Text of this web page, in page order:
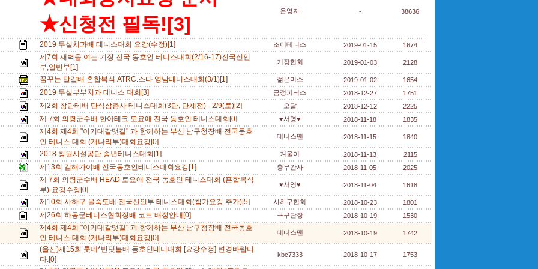
★신청전 필독![3]
운영자 - 38636
2019 두실치과배 테니스대회 요강(수정)[1] 조이테니스 2019-01-15 1674
제7회 새벽을 여는 기장 전국 동호인 테니스대회(2/16-17)전국신인
부,일반부[1]
기장협회 2019-01-03 2128
꿈꾸는 달걀배 혼합복식 ATRC.스타 영남테니스대회(3/1)[1] 젊은미소 2019-01-02 1654
2019 두실부부치과 테니스 대회[3] 금정피닉스 2018-12-27 1751
제2회 창단테배 단식삼총사 테니스대회(3단, 단체전) - 2/9(토)[2] 오달 2018-12-12 2225
제 7회 의령군수배 한아테크 토요애 전국 동호인 테니스대회[0] ♥서영♥ 2018-11-18 1835
제4회 제4회 "이기대갈맷길" 과 함께하는 부산 남구청장배 전국동호
인 테니스 대회 (개나리부)대회요강[0]
데니스맨 2018-11-15 1840
2018 창원시설공단 송년테니스대회[1] 겨울이 2018-11-13 2115
제13회 김해가야배 전국동호인테니스대회요강[1] 총무간사 2018-11-05 2025
제 7회 의령군수배 HEAD 토요애 전국 동호인 테니스대회 (혼합복식
부)-요강수정[0]
♥서영♥ 2018-11-04 1618
제10회 사하구 을숙도배 전국신인부 테니스대회(참가요강 추가)[5] 사하구협회 2018-10-23 1801
제26회 하동군테니스협회장배 코트 배정안내[0] 구구단장 2018-10-19 1530
제4회 제4회 "이기대갈맷길" 과 함께하는 부산 남구청장배 전국동호
인 테니스 대회 (개나리부)대회요강[0]
데니스맨 2018-10-19 1742
(울산)제15회 롯데*반딧불배 동호인테니대회 [요강수정] 변경바랍니
다.[0]
kbc7333 2018-10-17 1753